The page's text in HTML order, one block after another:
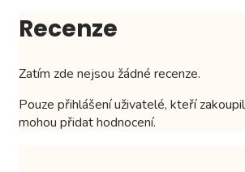
Recenze
Zatím zde nejsou žádné recenze.
Pouze přihlášení uživatelé, kteří
mohou přidat hodnocení.